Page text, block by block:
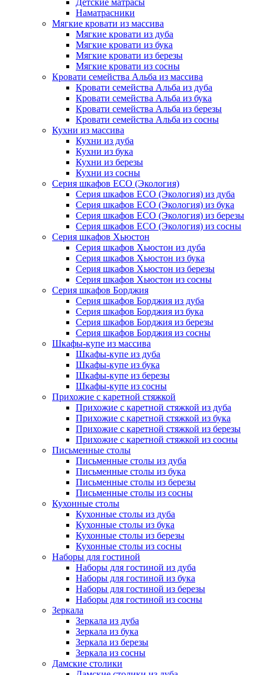
Детские матрасы
Наматрасники
Мягкие кровати из массива
Мягкие кровати из дуба
Мягкие кровати из бука
Мягкие кровати из березы
Мягкие кровати из сосны
Кровати семейства Альба из массива
Кровати семейства Альба из дуба
Кровати семейства Альба из бука
Кровати семейства Альба из березы
Кровати семейства Альба из сосны
Кухни из массива
Кухни из дуба
Кухни из бука
Кухни из березы
Кухни из сосны
Серия шкафов ECO (Экология)
Серия шкафов ECO (Экология) из дуба
Серия шкафов ECO (Экология) из бука
Серия шкафов ECO (Экология) из березы
Серия шкафов ECO (Экология) из сосны
Серия шкафов Хьюстон
Серия шкафов Хьюстон из дуба
Серия шкафов Хьюстон из бука
Серия шкафов Хьюстон из березы
Серия шкафов Хьюстон из сосны
Серия шкафов Борджия
Серия шкафов Борджия из дуба
Серия шкафов Борджия из бука
Серия шкафов Борджия из березы
Серия шкафов Борджия из сосны
Шкафы-купе из массива
Шкафы-купе из дуба
Шкафы-купе из бука
Шкафы-купе из березы
Шкафы-купе из сосны
Прихожие с каретной стяжкой
Прихожие с каретной стяжкой из дуба
Прихожие с каретной стяжкой из бука
Прихожие с каретной стяжкой из березы
Прихожие с каретной стяжкой из сосны
Письменные столы
Письменные столы из дуба
Письменные столы из бука
Письменные столы из березы
Письменные столы из сосны
Кухонные столы
Кухонные столы из дуба
Кухонные столы из бука
Кухонные столы из березы
Кухонные столы из сосны
Наборы для гостиной
Наборы для гостиной из дуба
Наборы для гостиной из бука
Наборы для гостиной из березы
Наборы для гостиной из сосны
Зеркала
Зеркала из дуба
Зеркала из бука
Зеркала из березы
Зеркала из сосны
Дамские столики